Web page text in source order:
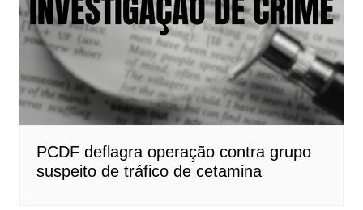
PCDF deflagra operação contra grupo
suspeito de tráfico de cetamina